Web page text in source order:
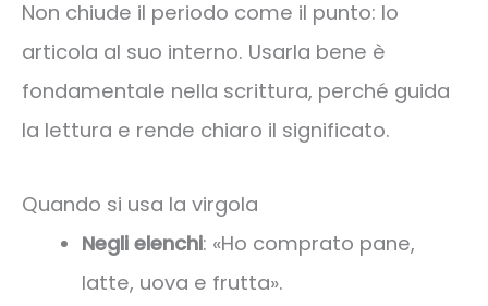
Non chiude il periodo come il punto: lo
articola al suo interno. Usarla bene è
fondamentale nella scrittura, perché guida
la lettura e rende chiaro il significato.
Quando si usa la virgola
Negli elenchi: «Ho comprato pane,
latte, uova e frutta».